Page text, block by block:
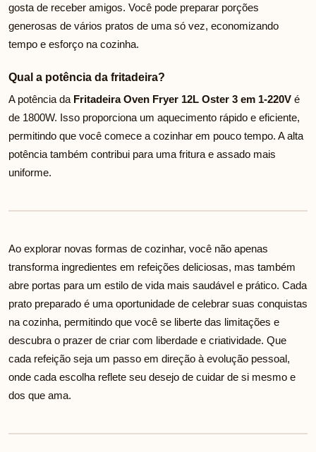
gosta de receber amigos. Você pode preparar porções
generosas de vários pratos de uma só vez, economizando
tempo e esforço na cozinha.
Qual a potência da fritadeira?
A potência da Fritadeira Oven Fryer 12L Oster 3 em 1-220V é
de 1800W. Isso proporciona um aquecimento rápido e eficiente,
permitindo que você comece a cozinhar em pouco tempo. A alta
potência também contribui para uma fritura e assado mais
uniforme.
Ao explorar novas formas de cozinhar, você não apenas
transforma ingredientes em refeições deliciosas, mas também
abre portas para um estilo de vida mais saudável e prático. Cada
prato preparado é uma oportunidade de celebrar suas conquistas
na cozinha, permitindo que você se liberte das limitações e
descubra o prazer de criar com liberdade e criatividade. Que
cada refeição seja um passo em direção à evolução pessoal,
onde cada escolha reflete seu desejo de cuidar de si mesmo e
dos que ama.